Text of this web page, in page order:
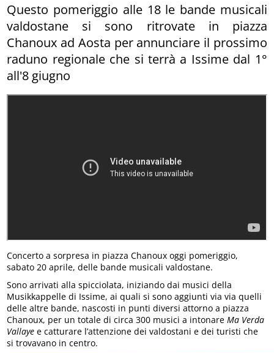
Questo pomeriggio alle 18 le bande musicali
valdostane si sono ritrovate in piazza
Chanoux ad Aosta per annunciare il prossimo
raduno regionale che si terrà a Issime dal 1°
all'8 giugno
Concerto a sorpresa in piazza Chanoux oggi pomeriggio,
sabato 20 aprile, delle bande musicali valdostane.
Sono arrivati alla spicciolata, iniziando dai musici della
Musikkappelle di Issime, ai quali si sono aggiunti via via quelli
delle altre bande, nascosti in punti diversi attorno a piazza
Chanoux, per un totale di circa 300 musici a intonare Ma Verda
Vallaye e catturare l’attenzione dei valdostani e dei turisti che
si trovavano in centro.